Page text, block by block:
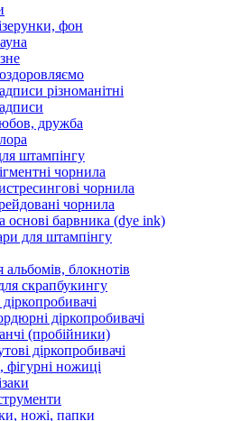
фон
різноманітні
дружба
штампінгу
чорнила
чорнила
чорнила
основі барвника (dye ink)
для штампінгу
альбомів, блокнотів
скрапбукингу
діркопробивачі
(пробійники)
діркопробивачі
ножиці
ножі, папки